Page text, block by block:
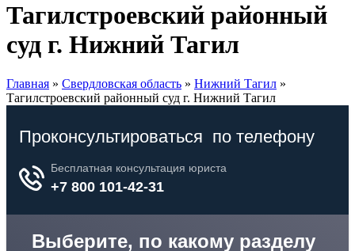
Тагилстроевский районный
суд г. Нижний Тагил
Главная » Свердловская область » Нижний Тагил »
Тагилстроевский районный суд г. Нижний Тагил